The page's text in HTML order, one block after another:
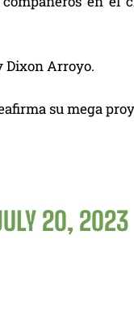
Dixon Arroyo.
su mega
20, 2023